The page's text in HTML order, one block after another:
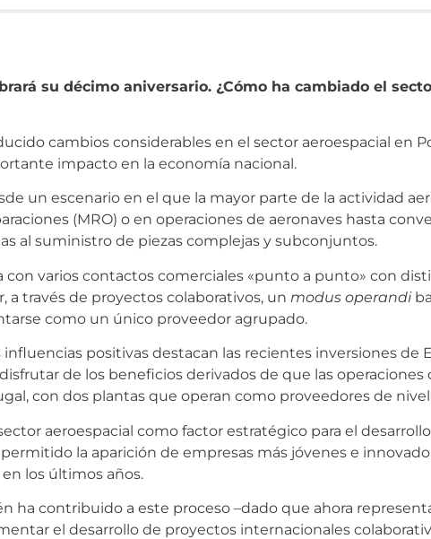
su décimo aniversario. ¿Cómo ha cambiado el
cambios considerables en el sector aeroespacial en
impacto en la economía nacional.
un escenario en el que la mayor parte de la actividad
(MRO) o en operaciones de aeronaves hasta
al suministro de piezas complejas y subconjuntos.
con varios contactos comerciales «punto a punto» con
a través de proyectos colaborativos, un modus operandi
como un único proveedor agrupado.
positivas destacan las recientes inversiones de
de los beneficios derivados de que las
con dos plantas que operan como proveedores de nivel
aeroespacial como factor estratégico para el
la aparición de empresas más jóvenes e
los últimos años.
ha contribuido a este proceso –dado que ahora
el desarrollo de proyectos internacionales